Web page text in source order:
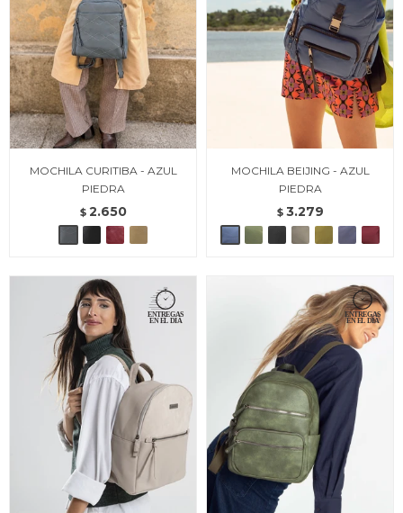
MOCHILA CURITIBA - AZUL
PIEDRA
$ 2.650
MOCHILA BEIJING - AZUL
PIEDRA
$ 3.279